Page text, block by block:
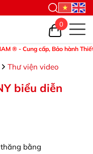
® - Cung cấp, Bảo hành Thiết
0
Thư viện video
biểu diễn
bằng